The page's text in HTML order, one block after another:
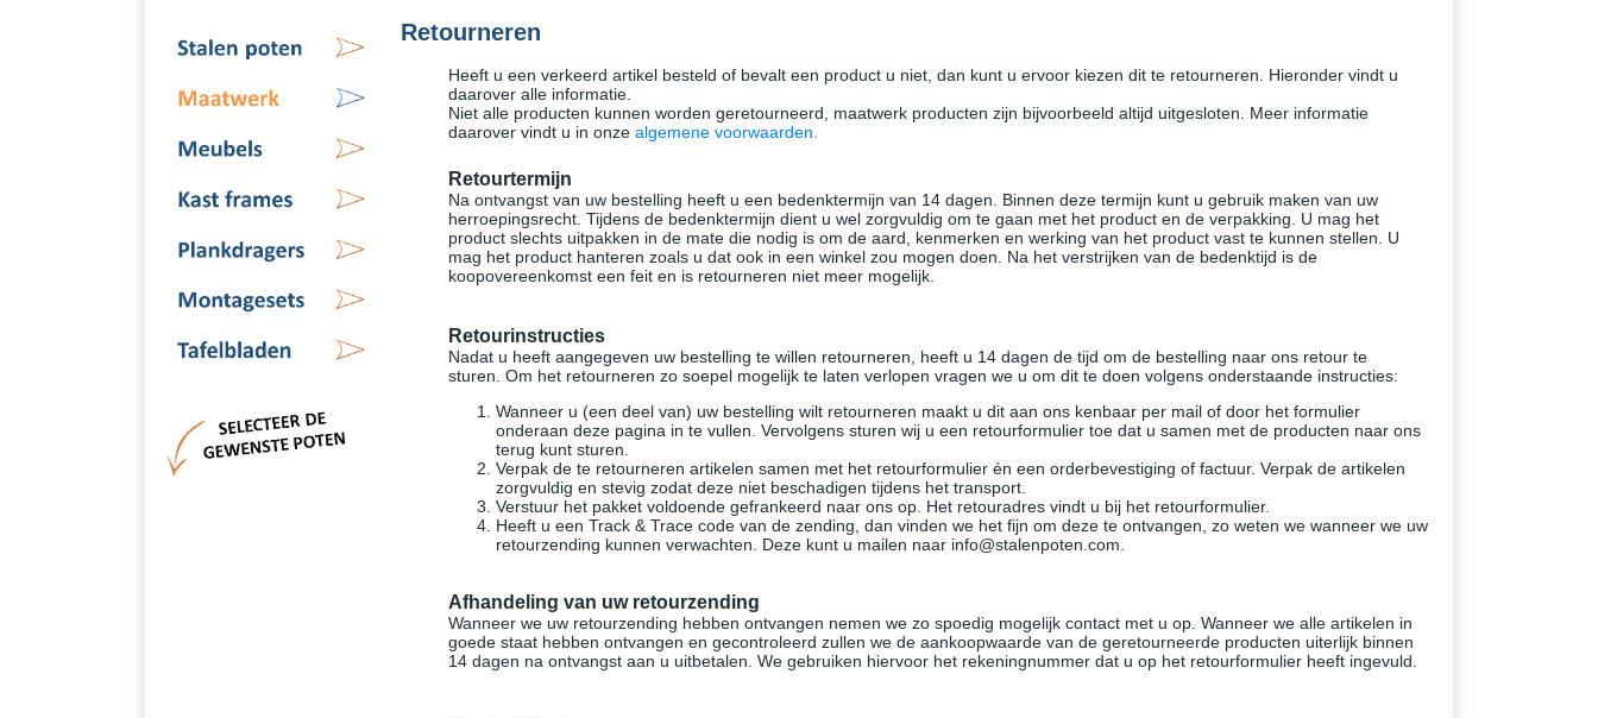
Retourneren
Heeft u een verkeerd artikel besteld of bevalt een product u niet, dan kunt u ervoor kiezen dit te retourneren. Hieronder vindt u
daarover alle informatie.
Niet alle producten kunnen worden geretourneerd, maatwerk producten zijn bijvoorbeeld altijd uitgesloten. Meer informatie
daarover vindt u in onze algemene voorwaarden.
Retourtermijn
Na ontvangst van uw bestelling heeft u een bedenktermijn van 14 dagen. Binnen deze termijn kunt u gebruik maken van uw
herroepingsrecht. Tijdens de bedenktermijn dient u wel zorgvuldig om te gaan met het product en de verpakking. U mag het
product slechts uitpakken in de mate die nodig is om de aard, kenmerken en werking van het product vast te kunnen stellen. U
mag het product hanteren zoals u dat ook in een winkel zou mogen doen. Na het verstrijken van de bedenktijd is de
koopovereenkomst een feit en is retourneren niet meer mogelijk.
Retourinstructies
Nadat u heeft aangegeven uw bestelling te willen retourneren, heeft u 14 dagen de tijd om de bestelling naar ons retour te
sturen. Om het retourneren zo soepel mogelijk te laten verlopen vragen we u om dit te doen volgens onderstaande instructies:
Wanneer u (een deel van) uw bestelling wilt retourneren maakt u dit aan ons kenbaar per mail of door het formulier
onderaan deze pagina in te vullen. Vervolgens sturen wij u een retourformulier toe dat u samen met de producten naar ons
terug kunt sturen.
Verpak de te retourneren artikelen samen met het retourformulier én een orderbevestiging of factuur. Verpak de artikelen
zorgvuldig en stevig zodat deze niet beschadigen tijdens het transport.
Verstuur het pakket voldoende gefrankeerd naar ons op. Het retouradres vindt u bij het retourformulier.
Heeft u een Track & Trace code van de zending, dan vinden we het fijn om deze te ontvangen, zo weten we wanneer we uw
retourzending kunnen verwachten. Deze kunt u mailen naar info@stalenpoten.com.
Afhandeling van uw retourzending
Wanneer we uw retourzending hebben ontvangen nemen we zo spoedig mogelijk contact met u op. Wanneer we alle artikelen in
goede staat hebben ontvangen en gecontroleerd zullen we de aankoopwaarde van de geretourneerde producten uiterlijk binnen
14 dagen na ontvangst aan u uitbetalen. We gebruiken hiervoor het rekeningnummer dat u op het retourformulier heeft ingevuld.